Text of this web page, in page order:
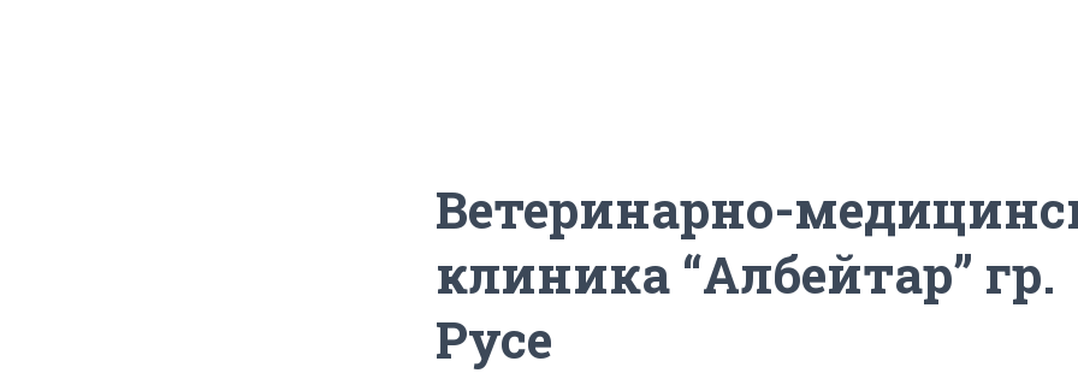
Ветеринарно-
клиника “Албейтар” гр.
Русе